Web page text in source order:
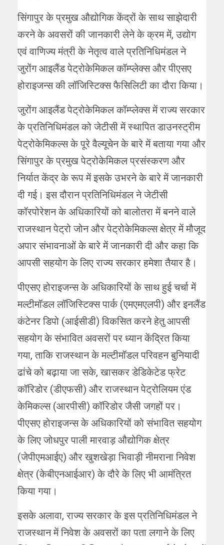
सिंगापुर के प्रमुख औद्योगिक केंद्रों के साथ साझेदारी
करने के अवसरों की जानकारी लेने के क्रम में, उद्योग
एवं वाणिज्य मंत्री के नेतृत्व वाले प्रतिनिधिमंडल ने
जुरोंग आइलैंड पेट्रोकेमिकल कॉम्प्लेक्स और पीएसए
होराइजन्स की लॉजिस्टिक्स फैसिलिटी का दौरा किया।
जुरोंग आइलैंड पेट्रोकेमिकल कॉम्प्लेक्स में राज्य सरकार
के प्रतिनिधिमंडल को जेटीसी में स्थापित डाउनस्ट्रीम
पेट्रोकेमिकल्स के पूरे वैल्यूचेन के बारे में बताया गया और
सिंगापुर के प्रमुख पेट्रोकेमिकल प्रसंस्करण और
निर्यात केंद्र के रूप में इसके उभरने के बारे में जानकारी
दी गई। इस दौरान प्रतिनिधिमंडल ने जेटीसी
कॉरपोरेशन के अधिकारियों को बालोतरा में बनने वाले
राजस्थान पेट्रो जोन और पेट्रोकेमिकल्स क्षेत्र में मौजूद
अपार संभावनाओं के बारे में जानकारी दी और कहा कि
आपसी सहयोग के लिए राज्य सरकार हमेशा तैयार है।
पीएसए होराइजन्स के अधिकारियों के साथ हुई चर्चा में
मल्टीमॉडल लॉजिस्टिक्स पार्क (एमएमएलपी) और इनलैंड
कंटेनर डिपो (आईसीडी) विकसित करने हेतु आपसी
सहयोग के संभावित अवसरों पर ध्यान केंद्रित किया
गया, ताकि राजस्थान के मल्टीमॉडल परिवहन बुनियादी
ढांचे को बढ़ाया जा सके, खासकर डेडिकेटेड फ्रेट
कॉरिडोर (डीएफसी) और राजस्थान पेट्रोलियम एंड
केमिकल्स (आरपीसी) कॉरिडोर जैसी जगहों पर।
पीएसए होराइजन्स के अधिकारियों को संभावित सहयोग
के लिए जोधपुर पाली मारवाड़ औद्योगिक क्षेत्र
(जेपीएमआईए) और खुशखेड़ा भिवाड़ी नीमराना निवेश
क्षेत्र (केबीएनआईआर) के दौरे के लिए भी आमंत्रित
किया गया।
इसके अलावा, राज्य सरकार के इस प्रतिनिधिमंडल ने
राजस्थान में निवेश के अवसरों का पता लगाने के लिए